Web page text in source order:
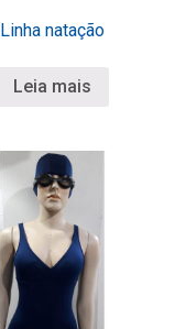
Linha natação
Leia mais